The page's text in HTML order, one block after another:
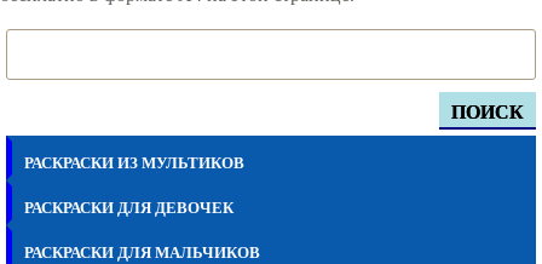
ПОИСК
РАСКРАСКИ ИЗ МУЛЬТИКОВ
РАСКРАСКИ ДЛЯ ДЕВОЧЕК
РАСКРАСКИ ДЛЯ МАЛЬЧИКОВ